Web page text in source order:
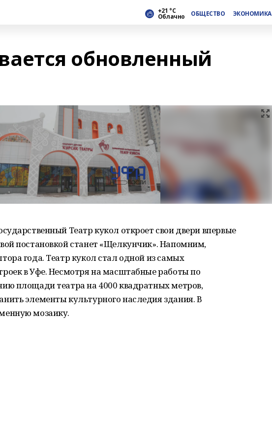
+21 °С
Облачно ОБЩЕСТВО ЭКОНОМИКА
обновленный
Театр кукол откроет свои двери впервые
постановкой станет «Щелкунчик». Напомним,
года. Театр кукол стал одной из самых
в Уфе. Несмотря на масштабные работы по
площади театра на 4000 квадратных метров,
элементы культурного наследия здания. В
мозаику.